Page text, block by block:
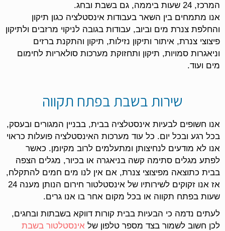
המרכז, 24 שעות ביממה, גם בשבת ובחג.
אנו מתמחים בין השאר בעבודות אינסטלציה כגון תיקון
והחלפת צנרת מים וביוב, עבודות בגובה לניקוי מרזבים ולתיקון
פיצוצי צנרת, איתור ותיקון נזילות, תיקון והתקנת ברזים
וניאגרות סמויות, תיקון ותחזוקת מערכות סולאריות לחימום
מים ועוד.
שירות בשבת בפתח תקווה
אנו חשופים לבעיות אינסטלציה בבית, בבניין המגורים ובעסק,
בכל רגע ובכל יום. כל עוד מערכות האינסטלציה פועלות כראוי
אנו לא מודעים לנחיצותן ומתעלמים לרוב מקיומן. כאשר
לפתע מגלים סתימה קשה בניאגרה או בכיור, מגלים הצפה
בבית כתוצאה מפיצוצי צנרת, אם אין לנו מים חמים להתקלח,
אז אנו זקוקים לשירותיו של אינסטלטור חירום הנותן מענה 24
שעות בפתח תקווה או בכל מקום אחר בו אנו גרים.
לעתים נדמה כי הבעיות בבית קורות דווקא בשבתות ובחגים,
לכן חשוב לשמור בצד מספר טלפון של אינסטלטור בשבת